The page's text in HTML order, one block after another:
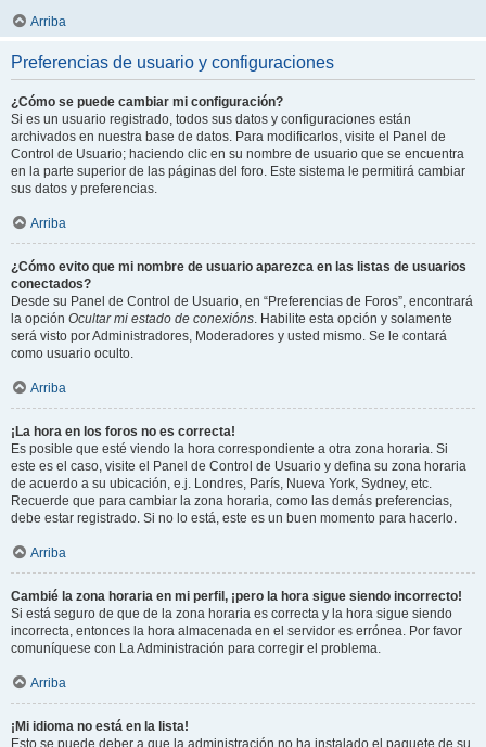
Arriba
Preferencias de usuario y configuraciones
¿Cómo se puede cambiar mi configuración?
Si es un usuario registrado, todos sus datos y configuraciones están
archivados en nuestra base de datos. Para modificarlos, visite el Panel de
Control de Usuario; haciendo clic en su nombre de usuario que se encuentra
en la parte superior de las páginas del foro. Este sistema le permitirá cambiar
sus datos y preferencias.
Arriba
¿Cómo evito que mi nombre de usuario aparezca en las listas de usuarios
conectados?
Desde su Panel de Control de Usuario, en “Preferencias de Foros”, encontrará
la opción Ocultar mi estado de conexións. Habilite esta opción y solamente
será visto por Administradores, Moderadores y usted mismo. Se le contará
como usuario oculto.
Arriba
¡La hora en los foros no es correcta!
Es posible que esté viendo la hora correspondiente a otra zona horaria. Si
este es el caso, visite el Panel de Control de Usuario y defina su zona horaria
de acuerdo a su ubicación, e.j. Londres, París, Nueva York, Sydney, etc.
Recuerde que para cambiar la zona horaria, como las demás preferencias,
debe estar registrado. Si no lo está, este es un buen momento para hacerlo.
Arriba
Cambié la zona horaria en mi perfil, ¡pero la hora sigue siendo incorrecto!
Si está seguro de que de la zona horaria es correcta y la hora sigue siendo
incorrecta, entonces la hora almacenada en el servidor es errónea. Por favor
comuníquese con La Administración para corregir el problema.
Arriba
¡Mi idioma no está en la lista!
Esto se puede deber a que la administración no ha instalado el paquete de su